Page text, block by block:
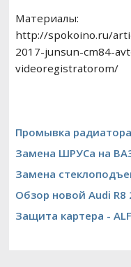
Материалы:
http://spokoino.ru/
2017-junsun-cm84-
videoregistratorom/
Промывка
Замена ШРУСа на
Замена
Обзор новой Audi R8
Защита картера -